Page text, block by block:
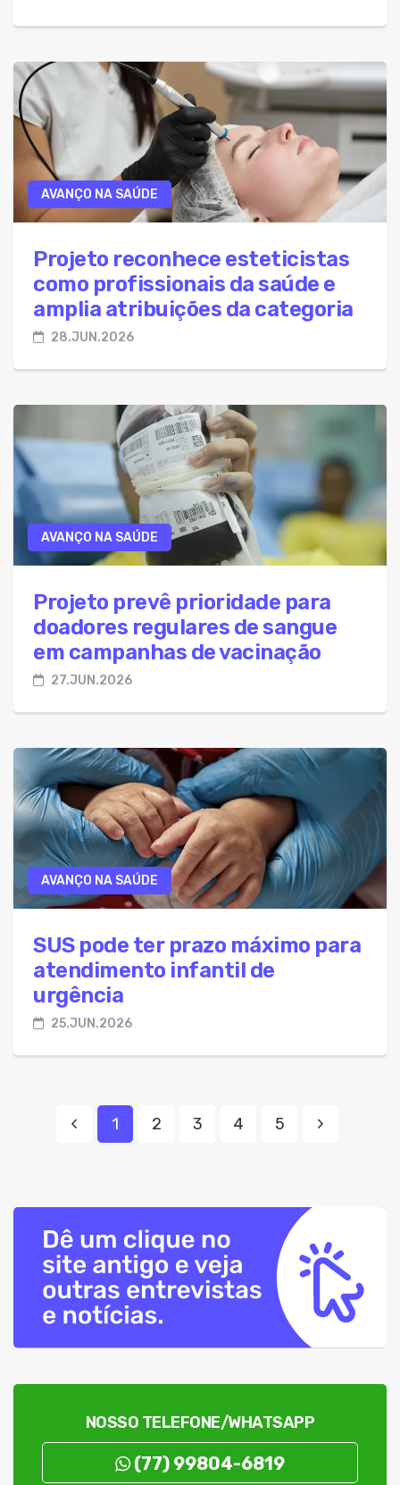
AVANÇO NA SAÚDE
Projeto reconhece esteticistas
como profissionais da saúde e
amplia atribuições da categoria
28.JUN.2026
AVANÇO NA SAÚDE
Projeto prevê prioridade para
doadores regulares de sangue
em campanhas de vacinação
27.JUN.2026
AVANÇO NA SAÚDE
SUS pode ter prazo máximo para
atendimento infantil de
urgência
25.JUN.2026
1 2 3 4 5
NOSSO TELEFONE/WHATSAPP
(77) 99804-6819